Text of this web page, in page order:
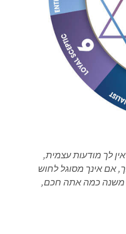
לך מודעות עצמית,
אם אינך מסוגל לחוש
משנה כמה אתה חכם,